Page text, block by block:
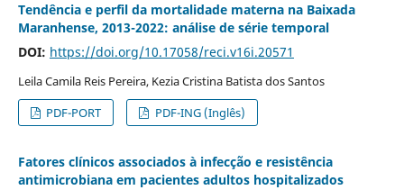
Tendência e perfil da mortalidade materna na Baixada
Maranhense, 2013-2022: análise de série temporal
DOI: https://doi.org/10.17058/reci.v16i.20571
Leila Camila Reis Pereira, Kezia Cristina Batista dos Santos
PDF-PORT
PDF-ING (Inglês)
Fatores clínicos associados à infecção e resistência
antimicrobiana em pacientes adultos hospitalizados